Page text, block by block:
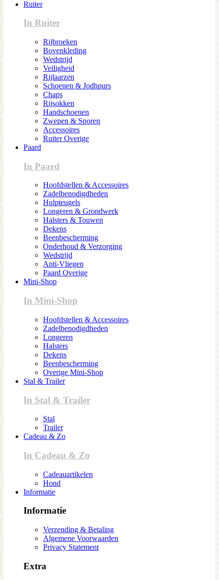
Ruiter
In Ruiter
Rijbroeken
Bovenkleding
Wedstrijd
Veiligheid
Rijlaarzen
Schoenen & Jodhpurs
Chaps
Rijsokken
Handschoenen
Zwepen & Sporen
Accessoires
Ruiter Overige
Paard
In Paard
Hoofdstellen & Accessoires
Zadelbenodigdheden
Hulpteugels
Longeren & Grondwerk
Halsters & Touwen
Dekens
Beenbescherming
Onderhoud & Verzorging
Wedstrijd
Anti-Vliegen
Paard Overige
Mini-Shop
In Mini-Shop
Hoofdstellen & Accessoires
Zadelbenodigdheden
Longeren
Halsters
Dekens
Beenbescherming
Overige Mini-Shop
Stal & Trailer
In Stal & Trailer
Stal
Trailer
Cadeau & Zo
In Cadeau & Zo
Cadeauartikelen
Hond
Informatie
Informatie
Verzending & Betaling
Algemene Voorwaarden
Privacy Statement
Extra